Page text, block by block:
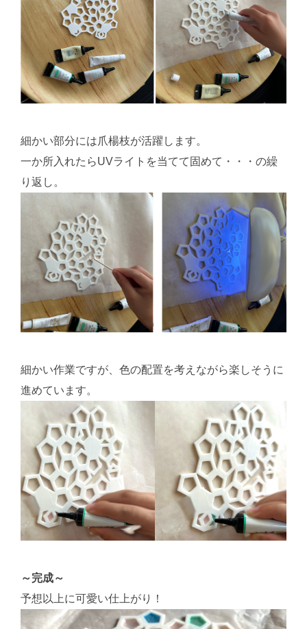
細かい部分には爪楊枝が活躍します。
一か所入れたらUVライトを当てて固めて・・・の繰
り返し。
細かい作業ですが、色の配置を考えながら楽しそうに
進めています。
～完成～
予想以上に可愛い仕上がり！